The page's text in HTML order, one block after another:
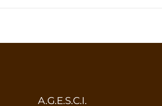
A.G.E.S.C.I.